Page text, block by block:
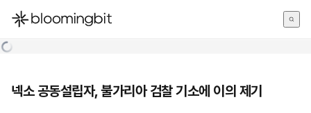
한국어
넥소 공동설립자, 불가리아 검찰 기소에 이의 제기